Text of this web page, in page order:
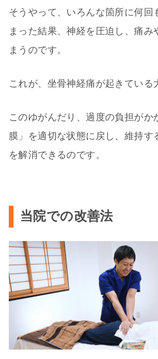
そうやって、いろんな箇所に何回
まった結果、神経を圧迫し、痛み
まうのです。
これが、坐骨神経痛が起きている
このゆがんだり、過度の負担がか
膜」を適切な状態に戻し、維持す
を解消できるのです。
当院での改善法